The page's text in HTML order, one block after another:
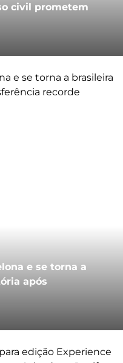
civil prometem
e se torna a
após